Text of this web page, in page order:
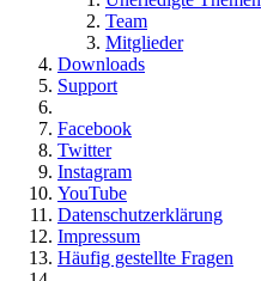
Team
Mitglieder
Downloads
Support
Facebook
Twitter
Instagram
YouTube
Datenschutzerklärung
Impressum
Häufig gestellte Fragen